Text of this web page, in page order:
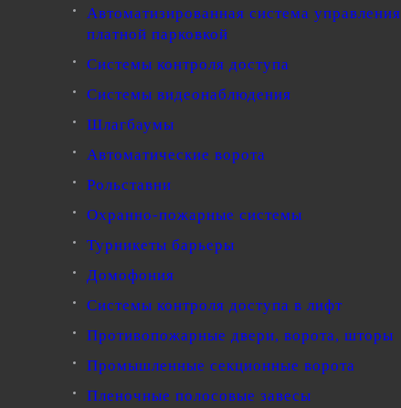
Автоматизированная система управления
платной парковкой
Системы контроля доступа
Системы видеонаблюдения
Шлагбаумы
Автоматические ворота
Рольставни
Охранно-пожарные системы
Турникеты барьеры
Домофония
Системы контроля доступа в лифт
Противопожарные двери, ворота, шторы
Промышленные секционные ворота
Пленочные полосовые завесы